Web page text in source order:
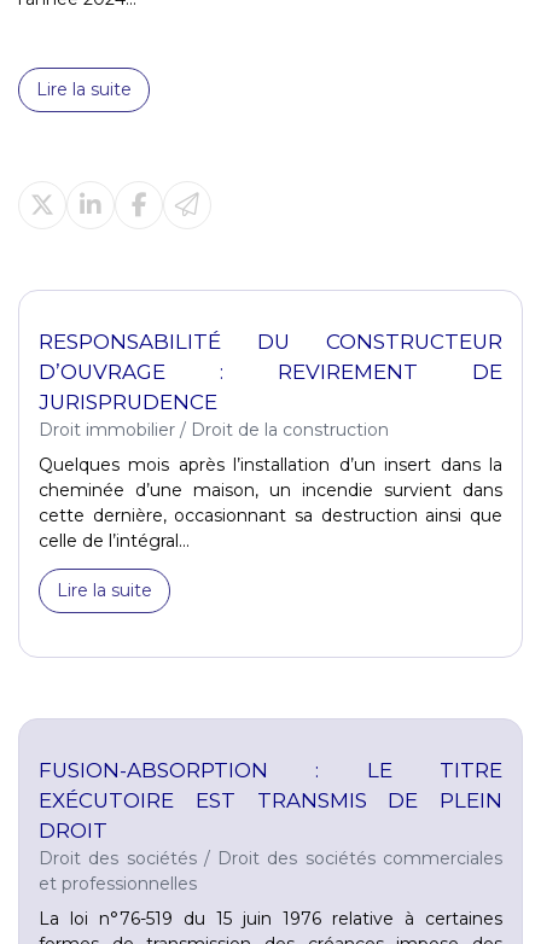
Lire la suite
RESPONSABILITÉ DU CONSTRUCTEUR
D’OUVRAGE : REVIREMENT DE
JURISPRUDENCE
Droit immobilier / Droit de la construction
Quelques mois après l’installation d’un insert dans la
cheminée d’une maison, un incendie survient dans
cette dernière, occasionnant sa destruction ainsi que
celle de l’intégral...
Lire la suite
FUSION-ABSORPTION : LE TITRE
EXÉCUTOIRE EST TRANSMIS DE PLEIN
DROIT
Droit des sociétés/ Droit des sociétés commerciales
et professionnelles
La loi n°76-519 du 15 juin 1976 relative à certaines